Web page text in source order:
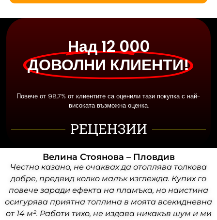
Над 12 000
ДОВОЛНИ КЛИЕНТИ!
Повече от 98,7% от клиентите са оценили тази покупка с най-
високата възможна оценка.
РЕЦЕНЗИИ
Велина Стоянова – Пловдив
Честно казано, не очаквах да отоплява толкова
добре, предвид колко малък изглежда. Купих го
повече заради ефекта на пламъка, но наистина
осигурява приятна топлина в моята всекидневна
от 14 м². Работи тихо, не издава никакъв шум и ми